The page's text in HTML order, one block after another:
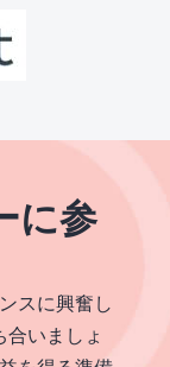
に参
スに興奮し
いましょ